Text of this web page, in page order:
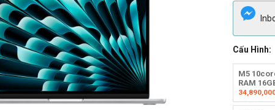
Cấu Hình:
M5
RAM